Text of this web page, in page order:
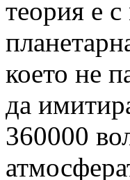
теория е
което не
да
360000